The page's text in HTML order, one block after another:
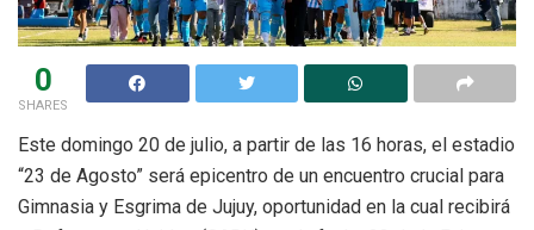
0
SHARES
Este domingo 20 de julio, a partir de las 16 horas, el estadio
“23 de Agosto” será epicentro de un encuentro crucial para
Gimnasia y Esgrima de Jujuy, oportunidad en la cual recibirá